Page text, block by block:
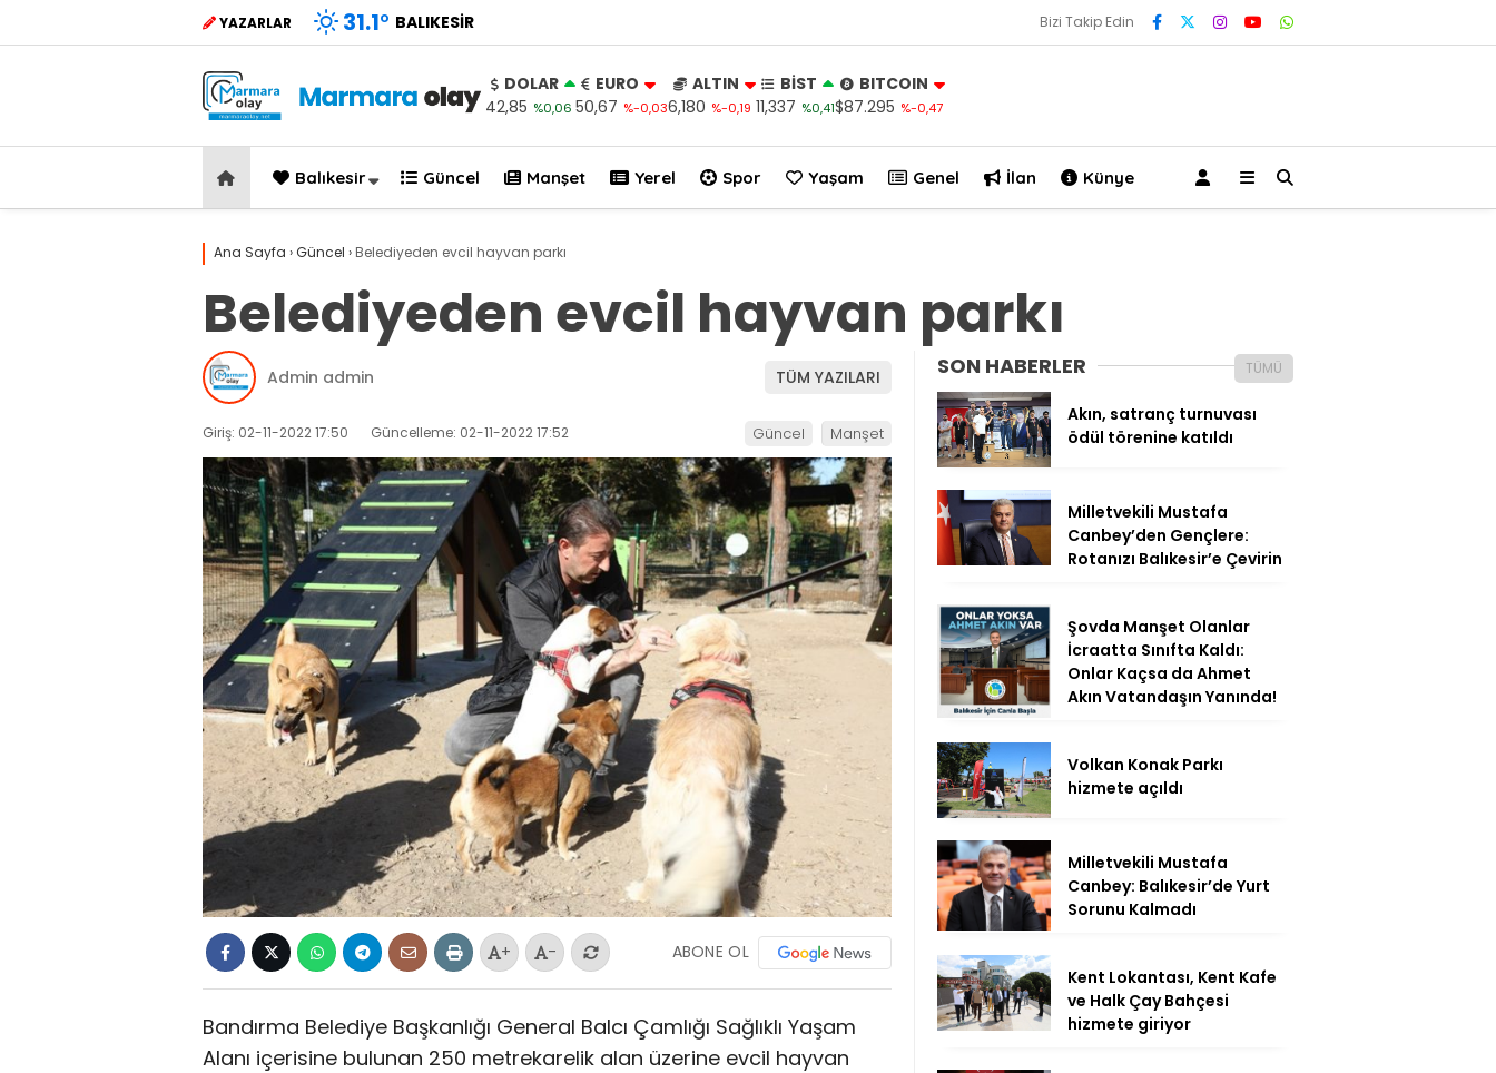
YAZARLAR 31.1° BALIKESIR Bizi Takip Edin
DOLAR
42,85 %0,06
EURO
50,67 %-0,03
ALTIN
6,180 %-0,19
BİST
11,337 %0,41
BITCOIN
$87.295 %-0,47
Balıkesir Güncel Manşet Yerel Spor Yaşam Genel İlan Künye
Ana Sayfa ›Güncel › Belediyeden evcil hayvan parkı
Belediyeden evcil hayvan parkı
Admin admin TÜM YAZILARI
Giriş: 02-11-2022 17:50 Güncelleme: 02-11-2022 17:52 Güncel Manşet
+ - ABONE OL
Bandırma Belediye Başkanlığı General Balcı Çamlığı Sağlıklı Yaşam
Alanı içerisine bulunan 250 metrekarelik alan üzerine evcil hayvan
SON HABERLER TÜMÜ
Akın, satranç turnuvası
ödül törenine katıldı
Milletvekili Mustafa
Canbey’den Gençlere:
Rotanızı Balıkesir’e Çevirin
Şovda Manşet Olanlar
İcraatta Sınıfta Kaldı:
Onlar Kaçsa da Ahmet
Akın Vatandaşın Yanında!
Volkan Konak Parkı
hizmete açıldı
Milletvekili Mustafa
Canbey: Balıkesir’de Yurt
Sorunu Kalmadı
Kent Lokantası, Kent Kafe
ve Halk Çay Bahçesi
hizmete giriyor